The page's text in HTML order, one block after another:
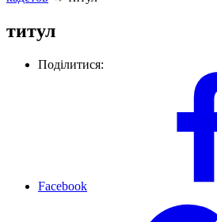
титул
Поділитися:
Facebook